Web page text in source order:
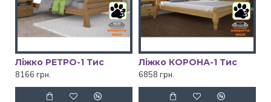
3
Ліжко РЕТРО-1 Тис
8166 грн.
3
Ліжко КОРОНА-1 Тис
6858 грн.